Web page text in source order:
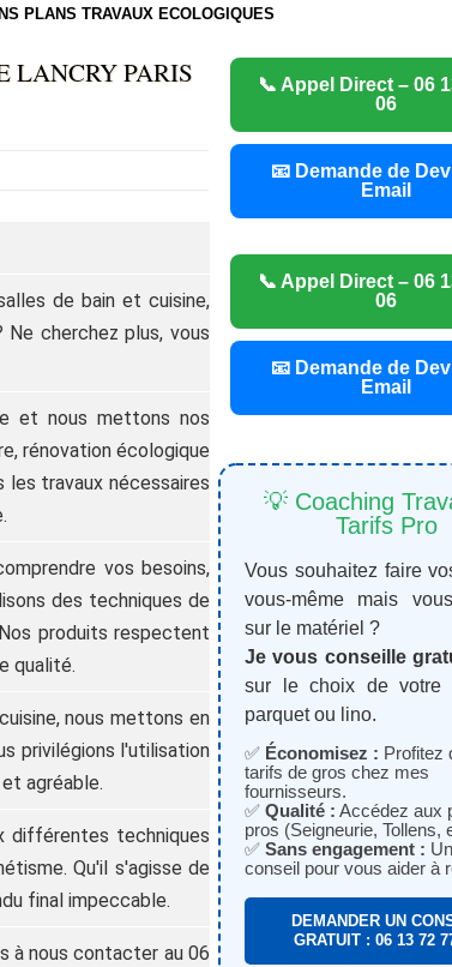
PLANS TRAVAUX ECOLOGIQUES
LANCRY PARIS
de bain et cuisine,
cherchez plus, vous
et nous mettons nos
rénovation écologique
les travaux nécessaires
vos besoins,
des techniques de
produits respectent
qualité.
nous mettons en
privilégions l'utilisation
agréable.
différentes techniques
Qu'il s'agisse de
final impeccable.
à nous contacter au 06
📞 Appel Direct – 06
06
📧 Demande de
Email
📞 Appel Direct – 06
06
📧 Demande de
Email
💡 Coaching
Tarifs Pro
Vous souhaitez faire
vous-même mais
sur le matériel ?
Je vous conseille
sur le choix de votre
parquet ou lino.
✅ Économisez : Profitez
tarifs de gros chez mes
fournisseurs.
✅ Qualité : Accédez aux
pros (Seigneurie, Tollens,
✅ Sans engagement :
conseil pour vous aider à
DEMANDER UN
GRATUIT : 06 13 72